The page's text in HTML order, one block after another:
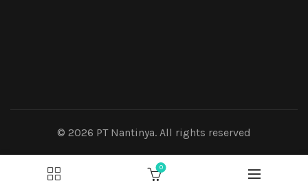
© 2026 PT Nantinya. All rights reserved
0